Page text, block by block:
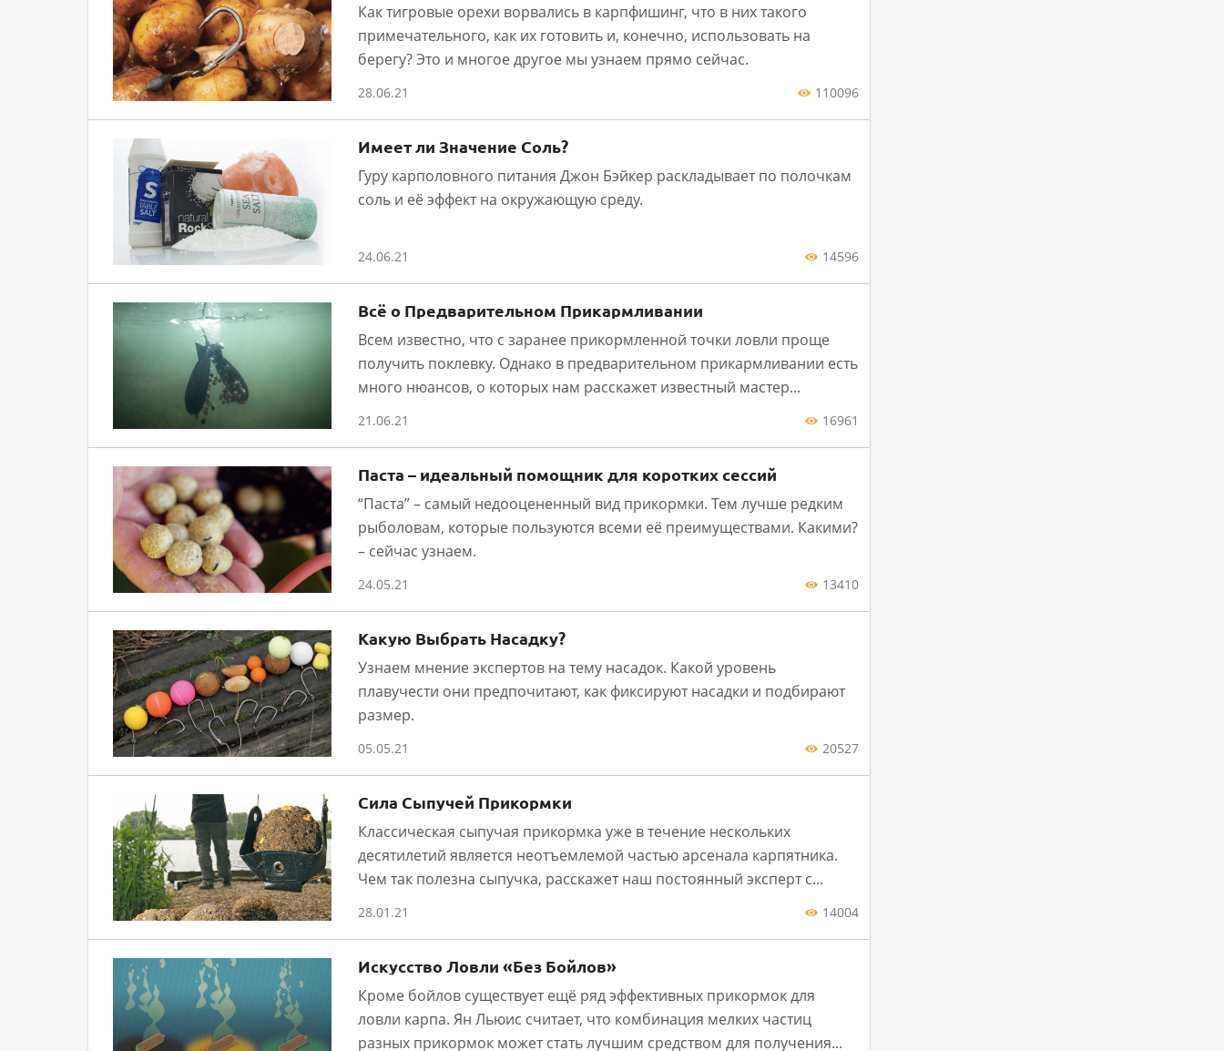
Как тигровые орехи ворвались в карпфишинг, что в них такого
примечательного, как их готовить и, конечно, использовать на
берегу? Это и многое другое мы узнаем прямо сейчас.
28.06.21 110096
Имеет ли Значение Соль?
Гуру карполовного питания Джон Бэйкер раскладывает по полочкам
соль и её эффект на окружающую среду.
24.06.21 14596
Всё о Предварительном Прикармливании
Всем известно, что с заранее прикормленной точки ловли проще
получить поклевку. Однако в предварительном прикармливании есть
много нюансов, о которых нам расскажет известный мастер...
21.06.21 16961
Паста – идеальный помощник для коротких сессий
“Паста” – самый недооцененный вид прикормки. Тем лучше редким
рыболовам, которые пользуются всеми её преимуществами. Какими?
– сейчас узнаем.
24.05.21 13410
Какую Выбрать Насадку?
Узнаем мнение экспертов на тему насадок. Какой уровень
плавучести они предпочитают, как фиксируют насадки и подбирают
размер.
05.05.21 20527
Сила Сыпучей Прикормки
Классическая сыпучая прикормка уже в течение нескольких
десятилетий является неотъемлемой частью арсенала карпятника.
Чем так полезна сыпучка, расскажет наш постоянный эксперт с...
28.01.21 14004
Искусство Ловли «Без Бойлов»
Кроме бойлов существует ещё ряд эффективных прикормок для
ловли карпа. Ян Льюис считает, что комбинация мелких частиц
разных прикормок может стать лучшим средством для получения...